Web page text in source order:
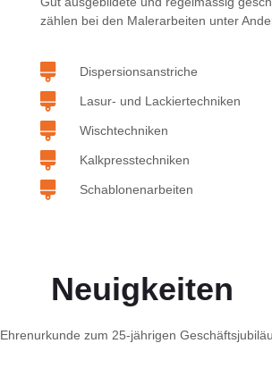
zählen bei den Malerarbeiten unter
Dispersionsanstriche
Lasur- und Lackiertechniken
Wischtechniken
Kalkpresstechniken
Schablonenarbeiten
Neuigkeiten
Ehrenurkunde zum 25-jährigen